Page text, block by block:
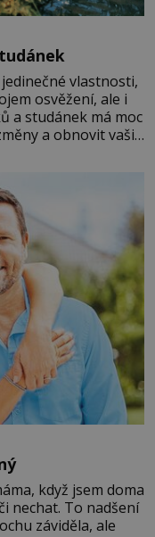
vlastnosti,
osvěžení, ale i
a studánek má moc
a obnovit vaši
do svého života
když jsem doma
nechat. To nadšení
záviděla, ale